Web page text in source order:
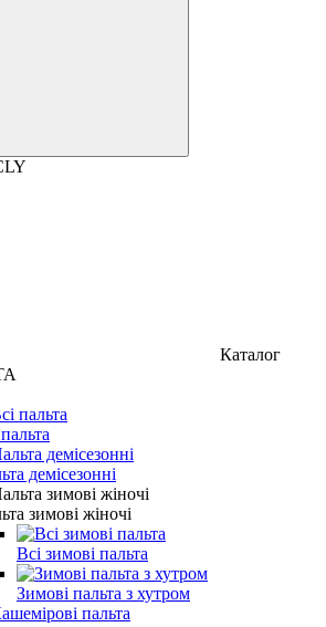
Каталог
демісезонні
зимові жіночі
Всі зимові пальта
Зимові пальта з хутром